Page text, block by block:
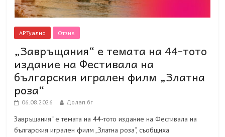
АРТуално Отзив
„Завръщания“ е темата на 44-тото
издание на Фестивала на
българския игрален филм „Златна
роза“
06.08.2026 Долап.бг
Завръщания“ е темата на 44-тото издание на Фестивала на
българския игрален филм „Златна роза“, съобщиха